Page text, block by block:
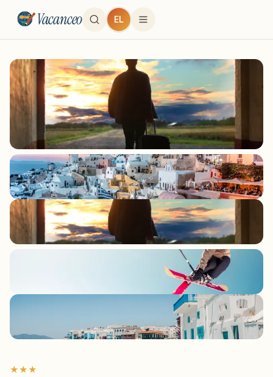
Vacanceo EL
★★★